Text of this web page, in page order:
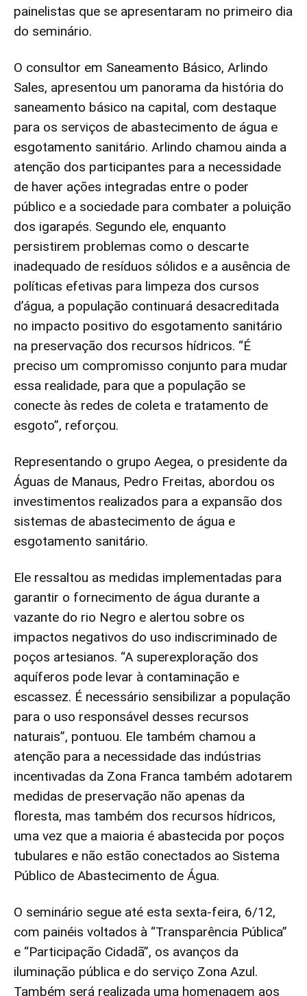
painelistas que se apresentaram no primeiro dia
do seminário.
O consultor em Saneamento Básico, Arlindo
Sales, apresentou um panorama da história do
saneamento básico na capital, com destaque
para os serviços de abastecimento de água e
esgotamento sanitário. Arlindo chamou ainda a
atenção dos participantes para a necessidade
de haver ações integradas entre o poder
público e a sociedade para combater a poluição
dos igarapés. Segundo ele, enquanto
persistirem problemas como o descarte
inadequado de resíduos sólidos e a ausência de
políticas efetivas para limpeza dos cursos
d’água, a população continuará desacreditada
no impacto positivo do esgotamento sanitário
na preservação dos recursos hídricos. “É
preciso um compromisso conjunto para mudar
essa realidade, para que a população se
conecte às redes de coleta e tratamento de
esgoto”, reforçou.
Representando o grupo Aegea, o presidente da
Águas de Manaus, Pedro Freitas, abordou os
investimentos realizados para a expansão dos
sistemas de abastecimento de água e
esgotamento sanitário.
Ele ressaltou as medidas implementadas para
garantir o fornecimento de água durante a
vazante do rio Negro e alertou sobre os
impactos negativos do uso indiscriminado de
poços artesianos. “A superexploração dos
aquíferos pode levar à contaminação e
escassez. É necessário sensibilizar a população
para o uso responsável desses recursos
naturais”, pontuou. Ele também chamou a
atenção para a necessidade das indústrias
incentivadas da Zona Franca também adotarem
medidas de preservação não apenas da
floresta, mas também dos recursos hídricos,
uma vez que a maioria é abastecida por poços
tubulares e não estão conectados ao Sistema
Público de Abastecimento de Água.
O seminário segue até esta sexta-feira, 6/12,
com painéis voltados à “Transparência Pública”
e “Participação Cidadã”, os avanços da
iluminação pública e do serviço Zona Azul.
Também será realizada uma homenagem aos